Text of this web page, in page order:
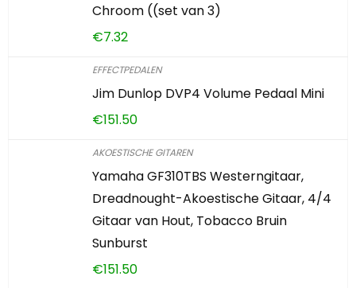
Chroom ((set van 3)
€7.32
EFFECTPEDALEN
Jim Dunlop DVP4 Volume Pedaal Mini
€151.50
AKOESTISCHE GITAREN
Yamaha GF310TBS Westerngitaar,
Dreadnought-Akoestische Gitaar, 4/4
Gitaar van Hout, Tobacco Bruin
Sunburst
€151.50